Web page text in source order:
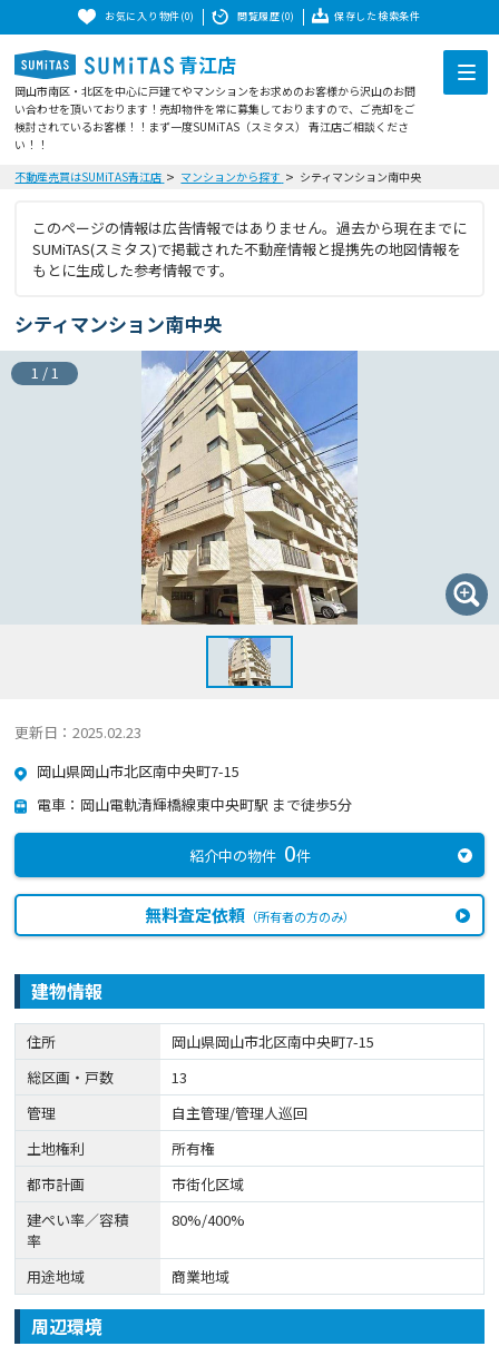
お気に入り物件(0) 閲覧履歴(0) 保存した検索条件
青江店
岡山市南区・北区を中心に戸建てやマンションをお求めのお客様から沢山のお問
い合わせを頂いております！売却物件を常に募集しておりますので、ご売却をご
検討されているお客様！！まず一度SUMiTAS（スミタス） 青江店ご相談くださ
い！！
不動産売買はSUMiTAS青江店
マンションから探す シティマンション南中央
このページの情報は広告情報ではありません。過去から現在までに
SUMiTAS(スミタス)で掲載された不動産情報と提携先の地図情報を
もとに生成した参考情報です。
シティマンション南中央
1 / 1
更新日：2025.02.23
岡山県岡山市北区南中央町7-15
電車：岡山電軌清輝橋線東中央町駅 まで徒歩5分
紹介中の物件 0件
無料査定依頼（所有者の方のみ）
建物情報
住所
岡山県岡山市北区南中央町7-15
総区画・戸数
13
管理
自主管理/管理人巡回
土地権利
所有権
都市計画
市街化区域
建ぺい率／容積
率
80%/400%
用途地域 商業地域
周辺環境